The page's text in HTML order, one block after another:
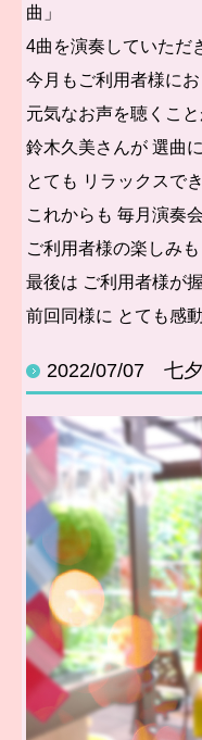
曲」
4曲を演奏していただ
今月もご利用者様に
元気なお声を聴くこ
鈴木久美さんが 選曲
とても リラックスで
これからも 毎月演奏
ご利用者様の楽しみ
最後は ご利用者様が
前回同様に とても感
2022/07/07 七夕